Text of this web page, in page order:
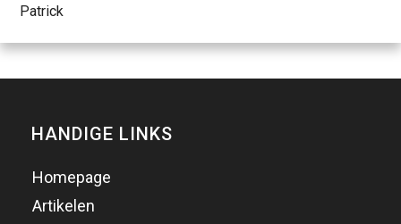
Patrick
HANDIGE LINKS
Homepage
Artikelen